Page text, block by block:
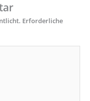
Erforderliche